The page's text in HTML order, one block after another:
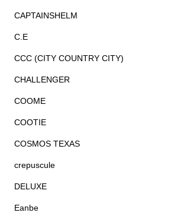
CAPTAINSHELM
C.E
CCC (CITY COUNTRY CITY)
CHALLENGER
COOME
COOTIE
COSMOS TEXAS
crepuscule
DELUXE
Eanbe